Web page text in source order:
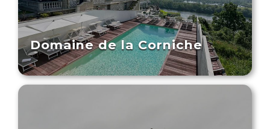
Domaine de la Corniche